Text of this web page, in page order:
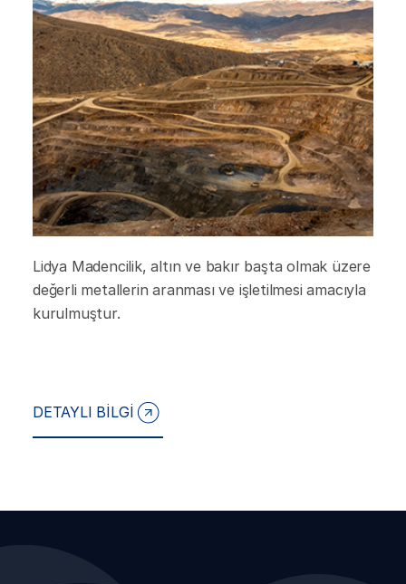
Lidya Madencilik, altın ve bakır başta olmak üzere
değerli metallerin aranması ve işletilmesi amacıyla
kurulmuştur.
DETAYLI BİLGİ